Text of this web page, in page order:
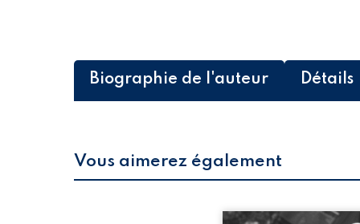
Biographie de l'auteur Détails
Vous aimerez également